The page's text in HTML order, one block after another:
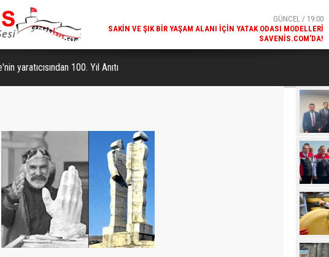
GÜNCEL / 18:38
KARS'IN TURIZM POTANSIYELI BAKÜ'DE TANITILDI
yaratıcısından 100. Yıl Anıtı